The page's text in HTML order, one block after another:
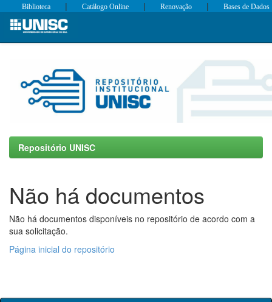
Skip
Biblioteca | Catálogo Online | Renovação | Bases de Dados
Repositório UNISC
Não há documentos
Não há documentos disponíveis no repositório de acordo com a
sua solicitação.
Página inicial do repositório